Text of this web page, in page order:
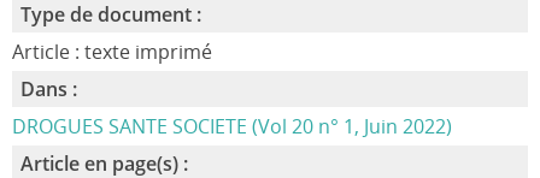
Type de document :
Article : texte imprimé
Dans :
DROGUES SANTE SOCIETE (Vol 20 n° 1, Juin 2022)
Article en page(s) :